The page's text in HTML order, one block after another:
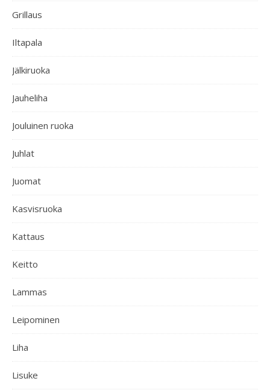
Grillaus
Iltapala
Jälkiruoka
Jauheliha
Jouluinen ruoka
Juhlat
Juomat
Kasvisruoka
Kattaus
Keitto
Lammas
Leipominen
Liha
Lisuke